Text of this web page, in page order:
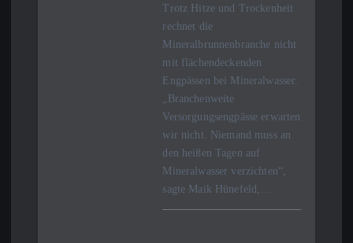
Trotz Hitze und Trockenheit
rechnet die
Mineralbrunnenbranche nicht
mit flächendeckenden
Engpässen bei Mineralwasser.
„Branchenweite
Versorgungsengpässe erwarten
wir nicht. Niemand muss an
den heißen Tagen auf
Mineralwasser verzichten“,
sagte Maik Hünefeld,…